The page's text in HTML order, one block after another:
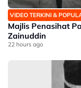
VIDEO TERKINI &
Majlis Penasihat
Zainuddin
22 hours ago